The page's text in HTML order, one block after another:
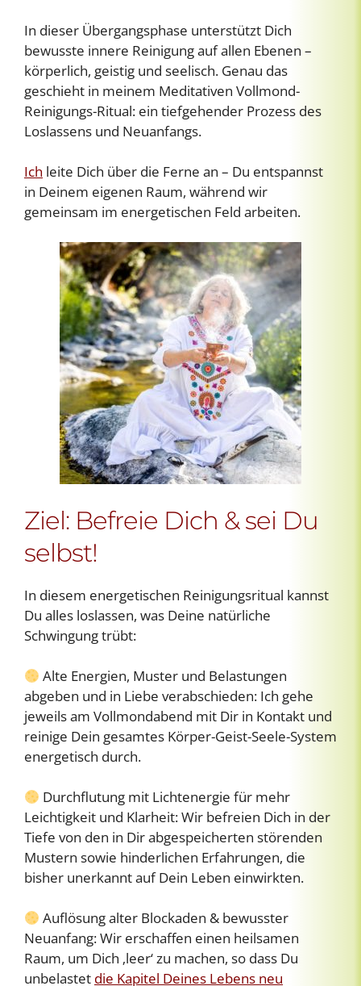
In dieser Übergangsphase unterstützt Dich
bewusste innere Reinigung auf allen Ebenen –
körperlich, geistig und seelisch. Genau das
geschieht in meinem Meditativen Vollmond-
Reinigungs-Ritual: ein tiefgehender Prozess des
Loslassens und Neuanfangs.
Ich leite Dich über die Ferne an – Du entspannst
in Deinem eigenen Raum, während wir
gemeinsam im energetischen Feld arbeiten.
Ziel: Befreie Dich & sei Du
selbst!
In diesem energetischen Reinigungsritual kannst
Du alles loslassen, was Deine natürliche
Schwingung trübt:
Alte Energien, Muster und Belastungen
abgeben und in Liebe verabschieden: Ich gehe
jeweils am Vollmondabend mit Dir in Kontakt und
reinige Dein gesamtes Körper-Geist-Seele-System
energetisch durch.
Durchflutung mit Lichtenergie für mehr
Leichtigkeit und Klarheit: Wir befreien Dich in der
Tiefe von den in Dir abgespeicherten störenden
Mustern sowie hinderlichen Erfahrungen, die
bisher unerkannt auf Dein Leben einwirkten.
Auflösung alter Blockaden & bewusster
Neuanfang: Wir erschaffen einen heilsamen
Raum, um Dich ‚leer‘ zu machen, so dass Du
unbelastet die Kapitel Deines Lebens neu